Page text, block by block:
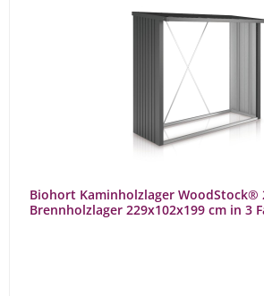
Biohort Kaminholzlager WoodStock®
Brennholzlager 229x102x199 cm in 3